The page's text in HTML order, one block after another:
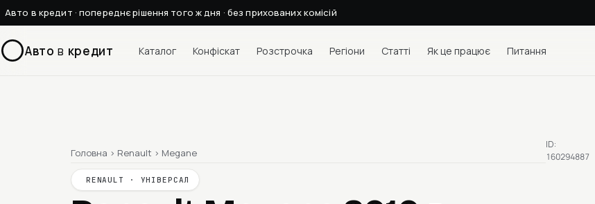
Авто в кредит · попереднє рішення того ж дня · без прихованих комісій
Авто в кредит Каталог Конфіскат Розстрочка Регіони Статті Як це працює Питання
Головна › Renault › Megane
RENAULT · УНІВЕРСАЛ
ID:
160294887